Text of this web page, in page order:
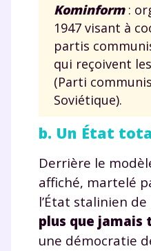
Kominform:
1947 visant à
partis
qui reçoivent
(Parti
Soviétique).
b. Un État
Derrière le
affiché, martelé
l’État stalinien
plus que
une démocratie